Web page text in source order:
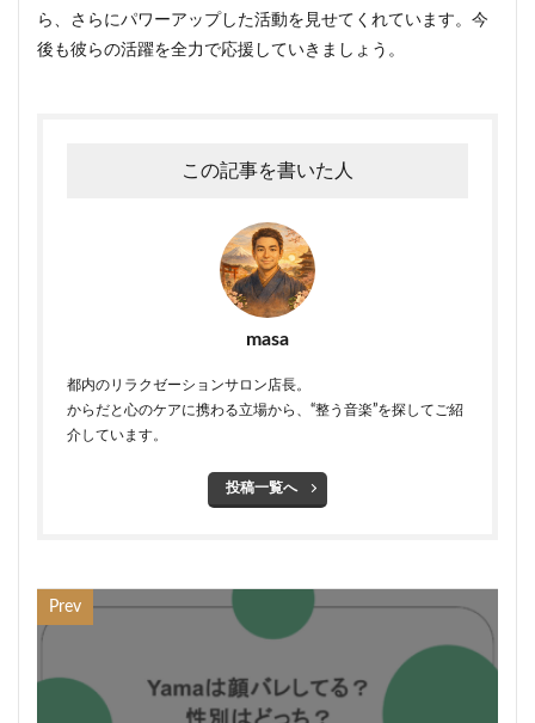
ら、さらにパワーアップした活動を見せてくれています。今
後も彼らの活躍を全力で応援していきましょう。
この記事を書いた人
masa
都内のリラクゼーションサロン店長。
からだと心のケアに携わる立場から、“整う音楽”を探してご紹
介しています。
投稿一覧へ
Prev